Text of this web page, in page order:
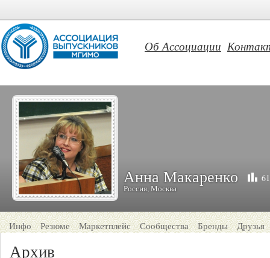
Об Ассоциации
Анна Макаренко
Россия, Москва
Инфо Резюме Маркетплейс Сообщества Бренды Друзья
Архив